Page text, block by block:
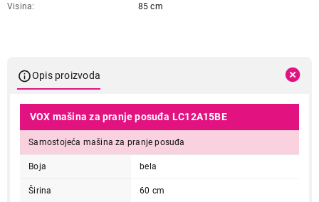
Visina
85 cm
Opis proizvoda
VOX mašina za pranje posuđa LC12A15BE
Samostojeća mašina za pranje posuđa
Boja bela
Širina 60 cm